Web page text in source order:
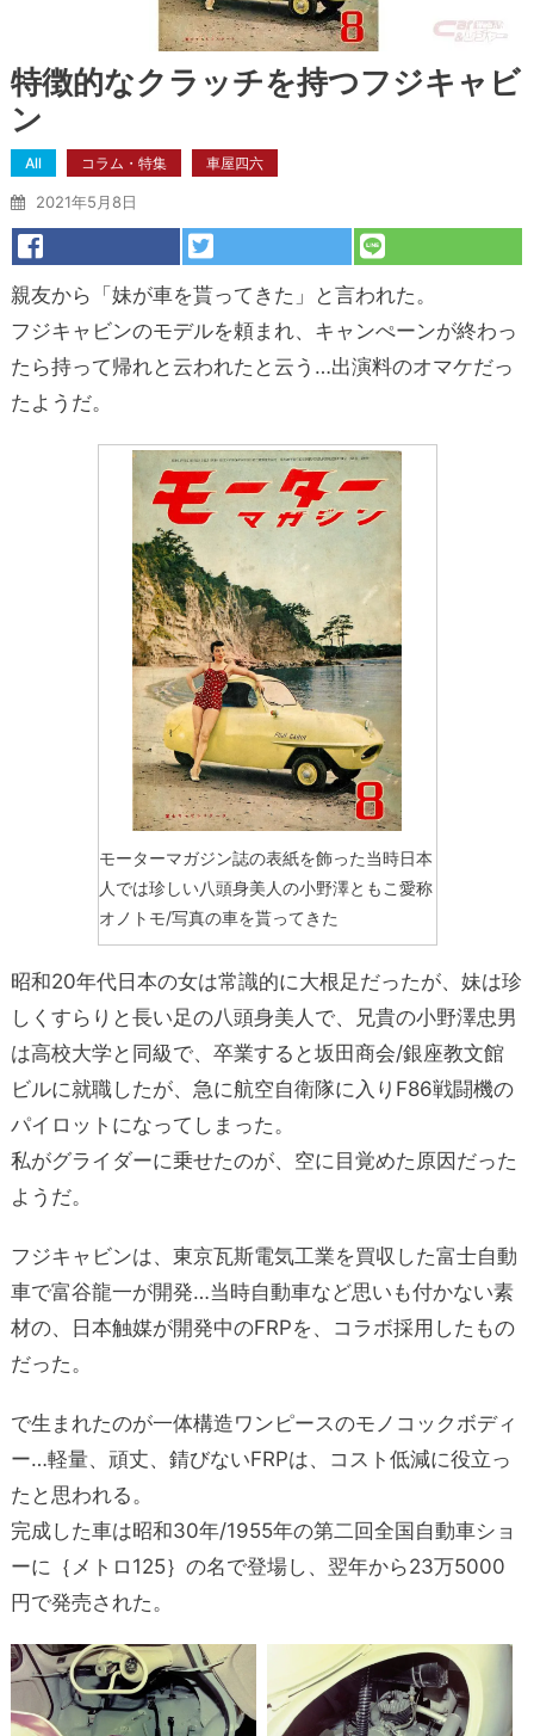
特徴的なクラッチを持つフジキャビ
ン
All コラム・特集 車屋四六
2021年5月8日
親友から「妹が車を貰ってきた」と言われた。
フジキャビンのモデルを頼まれ、キャンぺーンが終わっ
たら持って帰れと云われたと云う…出演料のオマケだっ
たようだ。
モーターマガジン誌の表紙を飾った当時日本
人では珍しい八頭身美人の小野澤ともこ愛称
オノトモ/写真の車を貰ってきた
昭和20年代日本の女は常識的に大根足だったが、妹は珍
しくすらりと長い足の八頭身美人で、兄貴の小野澤忠男
は高校大学と同級で、卒業すると坂田商会/銀座教文館
ビルに就職したが、急に航空自衛隊に入りF86戦闘機の
パイロットになってしまった。
私がグライダーに乗せたのが、空に目覚めた原因だった
ようだ。
フジキャビンは、東京瓦斯電気工業を買収した富士自動
車で富谷龍一が開発…当時自動車など思いも付かない素
材の、日本触媒が開発中のFRPを、コラボ採用したもの
だった。
で生まれたのが一体構造ワンピースのモノコックボディ
ー…軽量、頑丈、錆びないFRPは、コスト低減に役立っ
たと思われる。
完成した車は昭和30年/1955年の第二回全国自動車ショ
ーに｛メトロ125｝の名で登場し、翌年から23万5000
円で発売された。